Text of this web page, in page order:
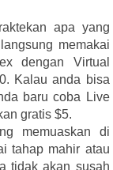
apa yang
memakai
dengan Virtual
Kalau anda bisa
baru coba Live
gratis $5.
memuaskan di
tahap mahir atau
tidak akan susah